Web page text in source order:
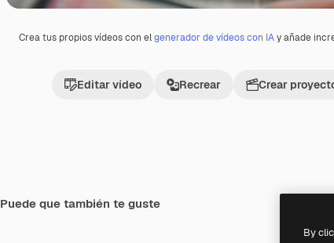
Crea tus propios vídeos con elgenerador de vídeos con IAy añade
Editar vídeo Recrear Crear
Puede que también te guste
By